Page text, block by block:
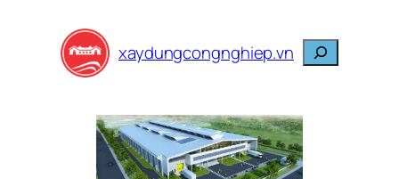
content
xaydungcongnghiep.vn Search